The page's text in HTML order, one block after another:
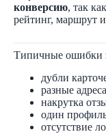
конверсию, так
рейтинг, маршрут
Типичные ошибки
дубли
разные
накрутка
один
отсутствие